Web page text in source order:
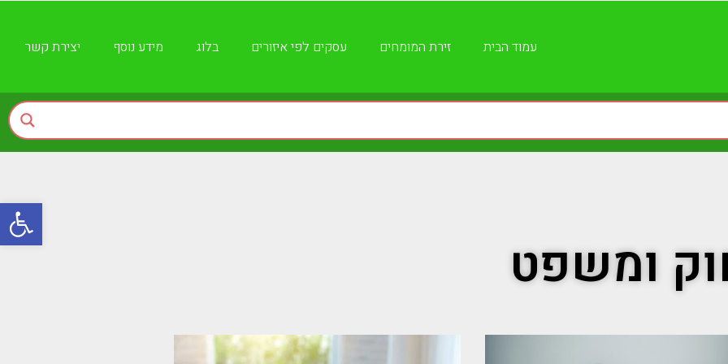
עמוד הבית זירת המומחים עסקים לפי איזורים בלוג מידע נוסף יצירת קשר
ומשפט